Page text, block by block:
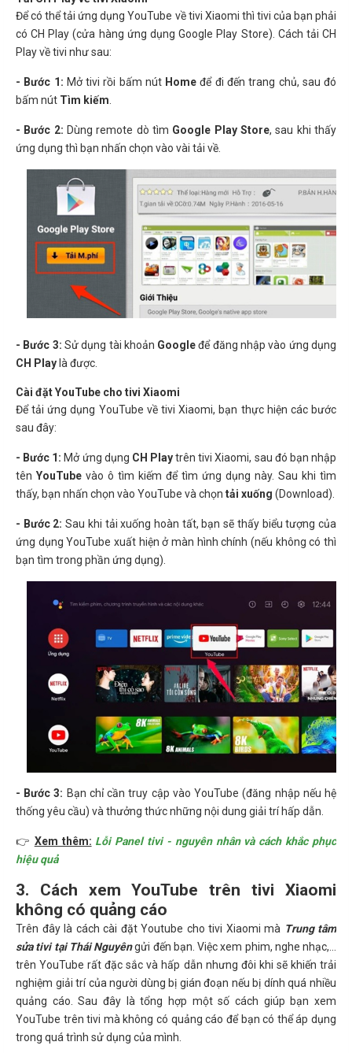
Để có thể tải ứng dụng YouTube về tivi Xiaomi thì tivi của bạn phải
có CH Play (cửa hàng ứng dụng Google Play Store). Cách tải CH
Play về tivi như sau:
- Bước 1: Mở tivi rồi bấm nút Homeđể đi đến trang chủ, sau đó
bấm nút Tìm kiếm
- Bước 2: Dùng remote dò tìm Google Play Store, sau khi thấy
ứng dụng thì bạn nhấn chọn vào vài tải về.
- Bước 3: Sử dụng tài khoản Googleđể đăng nhập vào ứng dụng
CH Play là được.
Cài đặt YouTube cho tivi Xiaomi
Để tải ứng dụng YouTube về tivi Xiaomi, bạn thực hiện các bước
sau đây:
- Bước 1: Mở ứng dụng CH Playtrên tivi Xiaomi, sau đó bạn nhập
tên YouTube vào ô tìm kiếm để tìm ứng dụng này. Sau khi tìm
thấy, bạn nhấn chọn vào YouTube và chọn tải xuống (Download).
- Bước 2: Sau khi tải xuống hoàn tất, bạn sẽ thấy biểu tượng của
ứng dụng YouTube xuất hiện ở màn hình chính (nếu không có thì
bạn tìm trong phần ứng dụng).
- Bước 3: Bạn chỉ cần truy cập vào YouTube (đăng nhập nếu hệ
thống yêu cầu) và thưởng thức những nội dung giải trí hấp dẫn.
👉 Xem thêm: Lỗi Panel tivi - nguyên nhân và cách khắc phục
hiệu quả
3. Cách xem YouTube trên tivi Xiaomi
không có quảng cáo
Trên đây là cách cài đặt Youtube cho tivi Xiaomi mà Trung tâm
sửa tivi tại Thái Nguyêngửi đến bạn. Việc xem phim, nghe nhạc,...
trên YouTube rất đặc sắc và hấp dẫn nhưng đôi khi sẽ khiến trải
nghiệm giải trí của người dùng bị gián đoạn nếu bị dính quá nhiều
quảng cáo. Sau đây là tổng hợp một số cách giúp bạn xem
YouTube trên tivi mà không có quảng cáo để bạn có thể áp dụng
trong quá trình sử dụng của mình.